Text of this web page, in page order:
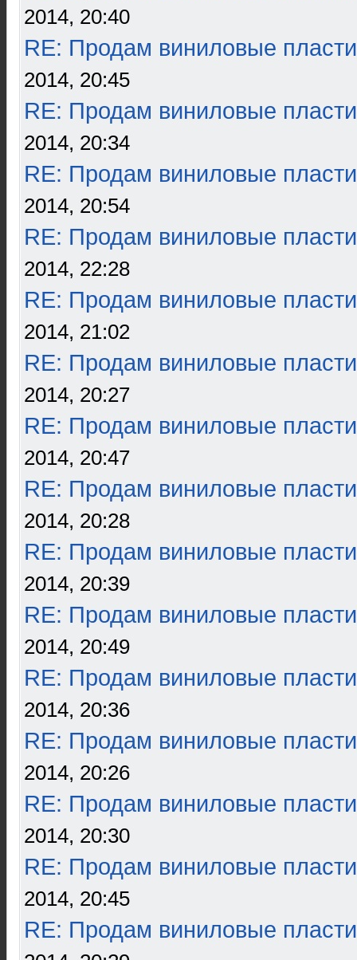
2014, 20:40
RE: Продам виниловые
2014, 20:45
RE: Продам виниловые
2014, 20:34
RE: Продам виниловые
2014, 20:54
RE: Продам виниловые
2014, 22:28
RE: Продам виниловые
2014, 21:02
RE: Продам виниловые
2014, 20:27
RE: Продам виниловые
2014, 20:47
RE: Продам виниловые
2014, 20:28
RE: Продам виниловые
2014, 20:39
RE: Продам виниловые
2014, 20:49
RE: Продам виниловые
2014, 20:36
RE: Продам виниловые
2014, 20:26
RE: Продам виниловые
2014, 20:30
RE: Продам виниловые
2014, 20:45
RE: Продам виниловые